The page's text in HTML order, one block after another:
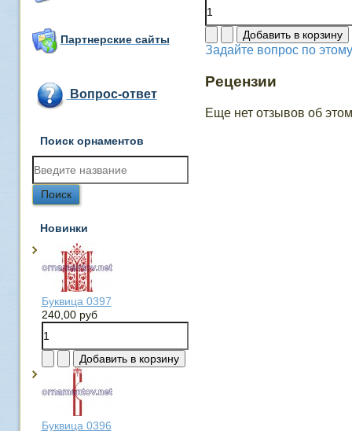
Партнерские сайты
Вопрос-ответ
Поиск орнаментов
Новинки
Буквица 0397
240,00 руб
Буквица 0396
Задайте вопрос по
Рецензии
Еще нет отзывов об